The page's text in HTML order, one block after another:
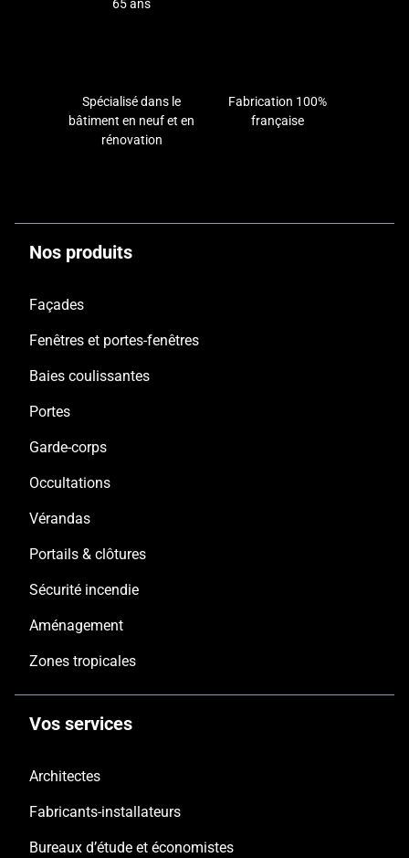
65 ans
Spécialisé dans le
bâtiment en neuf et en
rénovation
Fabrication 100%
française
Nos produits
Façades
Fenêtres et portes-fenêtres
Baies coulissantes
Portes
Garde-corps
Occultations
Vérandas
Portails & clôtures
Sécurité incendie
Aménagement
Zones tropicales
Vos services
Architectes
Fabricants-installateurs
Bureaux d’étude et économistes